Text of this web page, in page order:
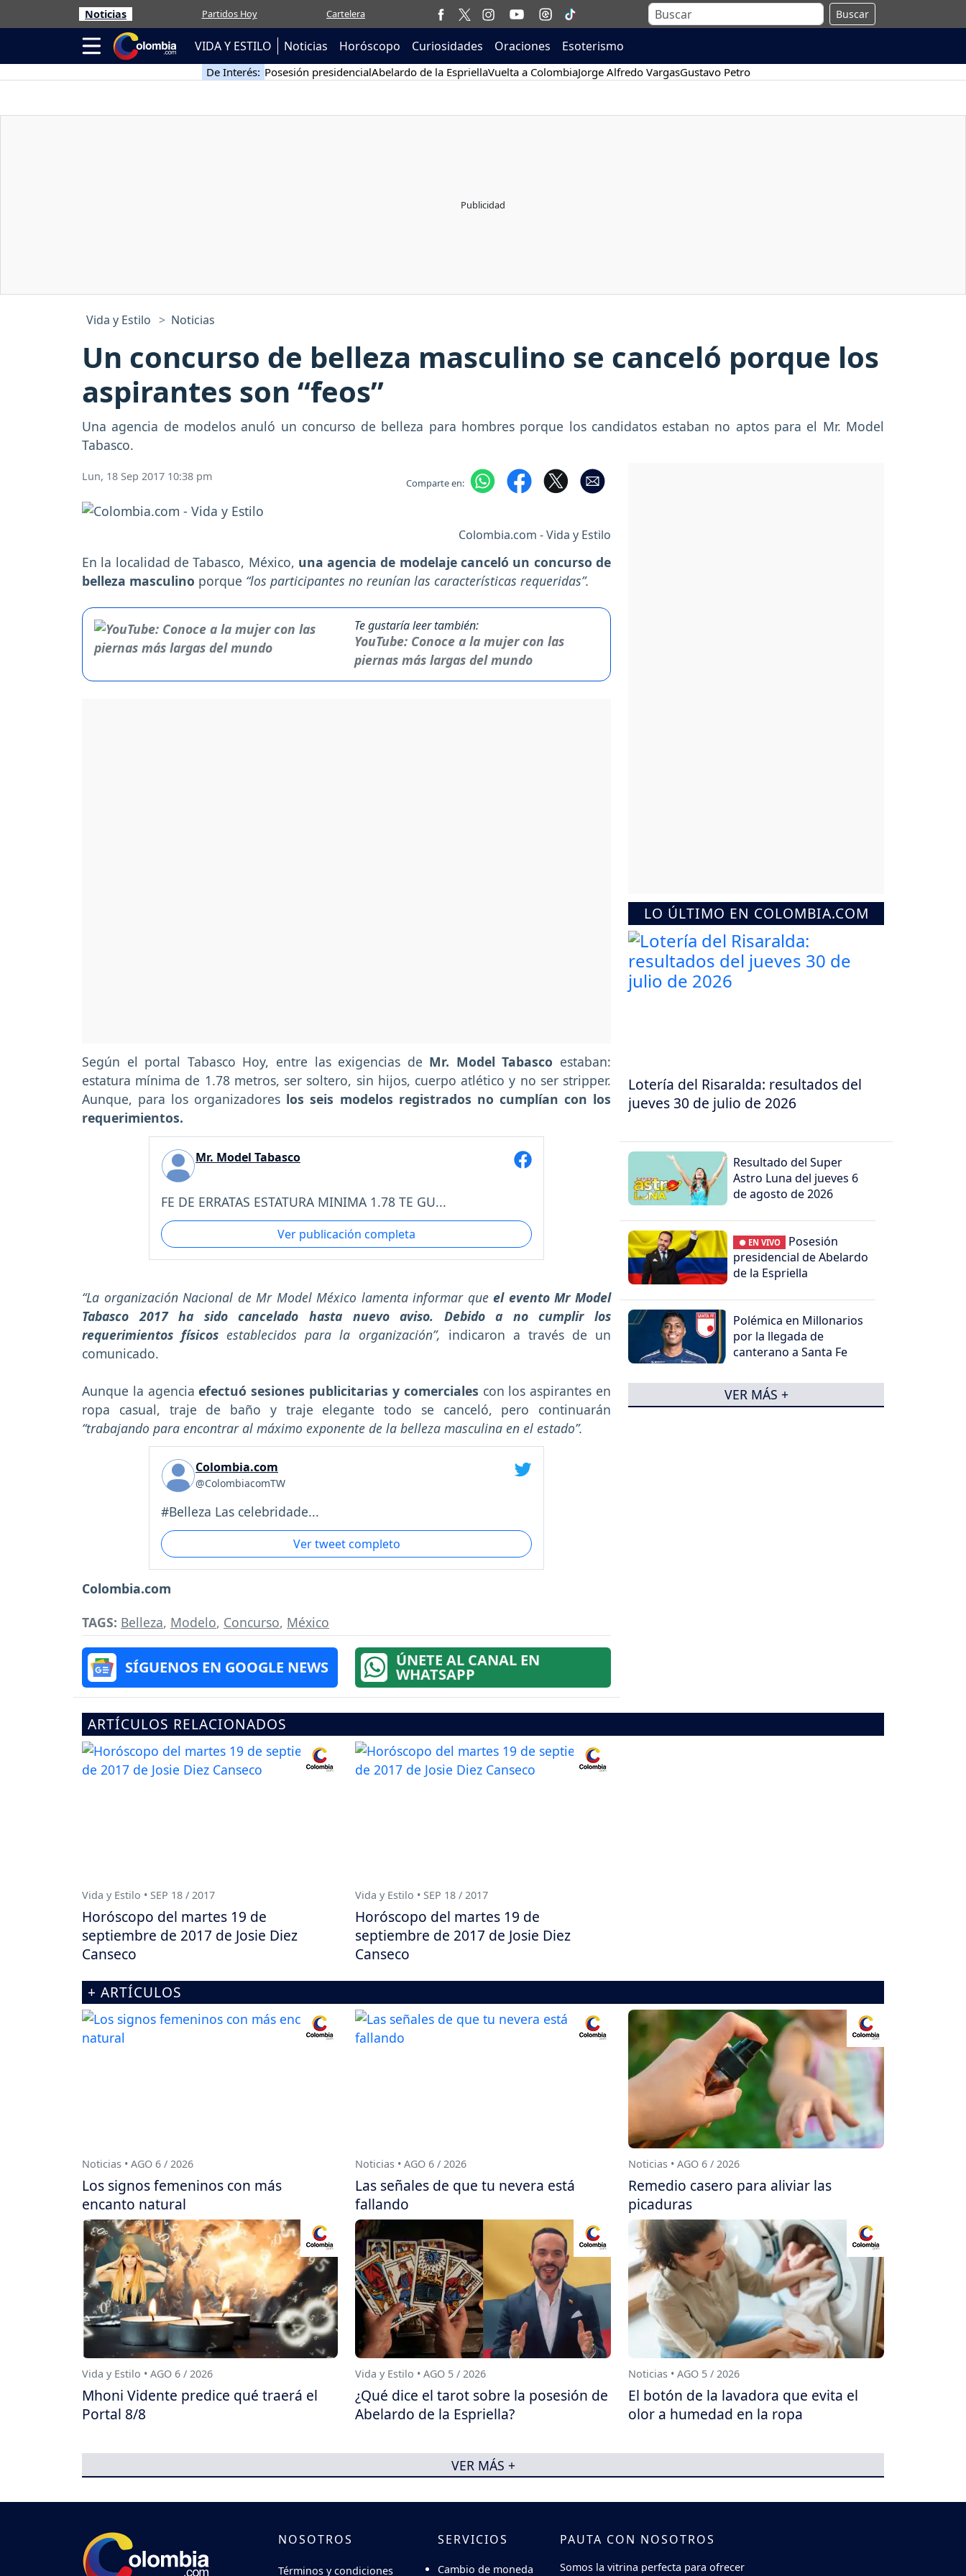
Noticias Partidos Hoy Cartelera Buscar
VIDA Y ESTILO Noticias Horóscopo Curiosidades Oraciones Esoterismo
De Interés: Posesión presidencialAbelardo de la EspriellaVuelta a ColombiaJorge Alfredo VargasGustavo Petro
Vida y Estilo Noticias
Un concurso de belleza masculino se canceló porque los
aspirantes son “feos”
Una agencia de modelos anuló un concurso de belleza para hombres porque los candidatos estaban no aptos para el Mr. Model
Tabasco.
Lun, 18 Sep 2017 10:38 pm Comparte en:
Colombia.com - Vida y Estilo
En la localidad de Tabasco, México, una agencia de modelaje canceló un concurso de
belleza masculino porque “los participantes no reunían las características requeridas”.
Te gustaría leer también:
YouTube: Conoce a la mujer con las
piernas más largas del mundo
Según el portal Tabasco Hoy, entre las exigencias de Mr. Model Tabasco estaban:
estatura mínima de 1.78 metros, ser soltero, sin hijos, cuerpo atlético y no ser stripper.
Aunque, para los organizadores los seis modelos registrados no cumplían con los
requerimientos.
Mr. Model Tabasco
FE DE ERRATAS ESTATURA MINIMA 1.78 TE GU...
Ver publicación completa
“La organización Nacional de Mr Model México lamenta informar queel evento Mr Model
Tabasco 2017 ha sido cancelado hasta nuevo aviso. Debido a no cumplir los
requerimientos físicosestablecidos para la organización”, indicaron a través de un
comunicado.
Aunque la agenciaefectuó sesiones publicitarias y comerciales con los aspirantes en
ropa casual, traje de baño y traje elegante todo se canceló, pero continuarán
“trabajando para encontrar al máximo exponente de la belleza masculina en el estado”.
Colombia.com
@ColombiacomTW
#Belleza Las celebridade...
Ver tweet completo
Colombia.com
TAGS: Belleza, Modelo, Concurso, México
SÍGUENOS EN GOOGLE NEWS ÚNETE AL CANAL EN
WHATSAPP
LO ÚLTIMO EN COLOMBIA.COM
Lotería del Risaralda: resultados del
jueves 30 de julio de 2026
Resultado del Super
Astro Luna del jueves 6
de agosto de 2026
● EN VIVO
Posesión
presidencial de Abelardo
de la Espriella
Polémica en Millonarios
por la llegada de
canterano a Santa Fe
VER MÁS +
ARTÍCULOS RELACIONADOS
Vida y Estilo • SEP 18 / 2017
Horóscopo del martes 19 de
septiembre de 2017 de Josie Diez
Canseco
Vida y Estilo • SEP 18 / 2017
Horóscopo del martes 19 de
septiembre de 2017 de Josie Diez
Canseco
+ ARTÍCULOS
Noticias • AGO 6 / 2026
Los signos femeninos con más
encanto natural
Noticias • AGO 6 / 2026
Las señales de que tu nevera está
fallando
Noticias • AGO 6 / 2026
Remedio casero para aliviar las
picaduras
Vida y Estilo • AGO 6 / 2026
Mhoni Vidente predice qué traerá el
Portal 8/8
Vida y Estilo • AGO 5 / 2026
¿Qué dice el tarot sobre la posesión de
Abelardo de la Espriella?
Noticias • AGO 5 / 2026
El botón de la lavadora que evita el
olor a humedad en la ropa
VER MÁS +
NOSOTROS
Términos y condiciones
SERVICIOS
Cambio de moneda
PAUTA CON NOSOTROS
Somos la vitrina perfecta para ofrecer